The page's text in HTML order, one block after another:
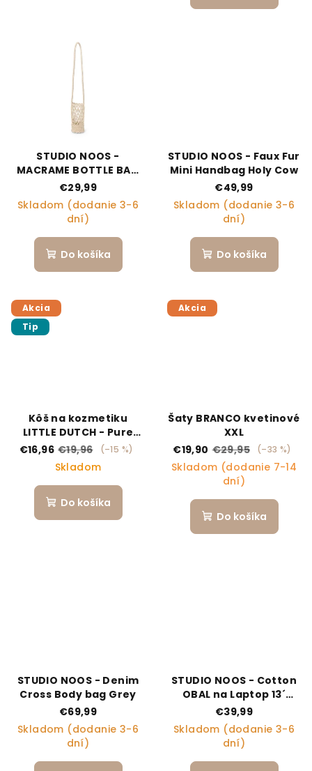
STUDIO NOOS -
MACRAME BOTTLE BAG
Natural
€29,99
Skladom (dodanie 3-6
dní)
Do košíka
STUDIO NOOS - Faux Fur
Mini Handbag Holy Cow
€49,99
Skladom (dodanie 3-6
dní)
Do košíka
Akcia
Tip
Kôš na kozmetiku
LITTLE DUTCH - Pure
Mauve
€16,96 €19,96 (–15 %)
Skladom
Do košíka
Akcia
Šaty BRANCO kvetinové
XXL
€19,90 €29,95 (–33 %)
Skladom (dodanie 7-14
dní)
Do košíka
STUDIO NOOS - Denim
Cross Body bag Grey
€69,99
Skladom (dodanie 3-6
dní)
STUDIO NOOS - Cotton
OBAL na Laptop 13´
Brown Leopard
€39,99
Skladom (dodanie 3-6
dní)